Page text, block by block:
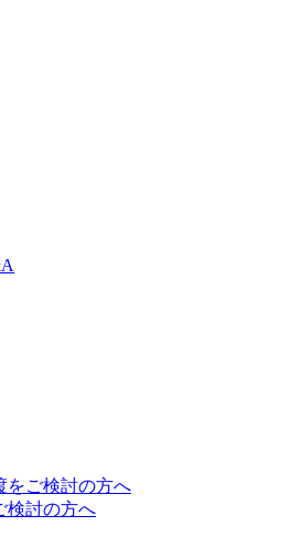
をご検討の方へ
検討の方へ